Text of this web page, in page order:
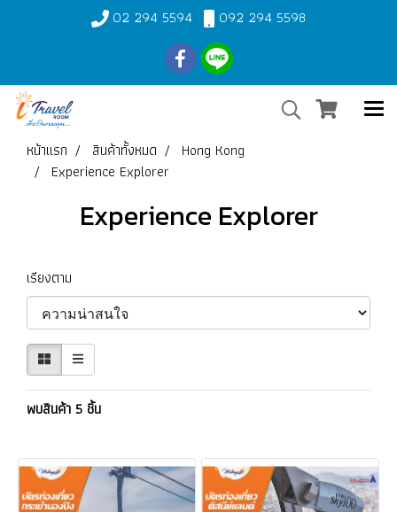
02 294 5594 092 294 5598
หน้าแรก สินค้าทั้งหมด
Hong Kong
Experience Explorer
Experience Explorer
เรียงตาม
พบสินค้า 5 ชิ้น